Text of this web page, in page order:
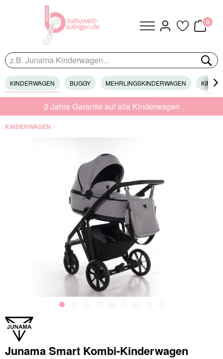
0
KINDERWAGEN BUGGY MEHRLINGSKINDERWAGEN 
2 Jahre Garantie auf alle Kinderwagen
KINDERWAGEN
Junama Smart Kombi-Kinderwagen